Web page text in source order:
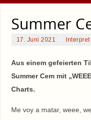
Summer
17. Juni 2021 Interpret
Aus einem gefeierten
Summer Cem mit
Charts.
Me voy a matar, weee,